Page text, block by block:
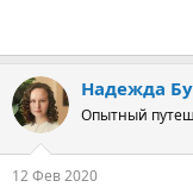
Надежда
Опытный
12 Фев 2020